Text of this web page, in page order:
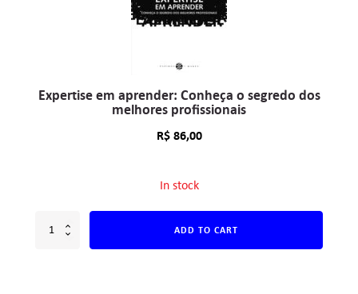
Expertise em aprender: Conheça o segredo dos
melhores profissionais
R$86,00
In stock
ADD TO CART